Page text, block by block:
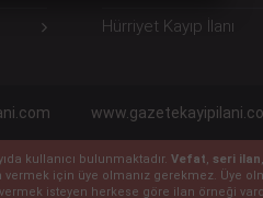
Hürriyet Kayıp İlanı
kullanıcı bulunmaktadır. Vefat, seri ilan,
için üye olmanız gerekmez. Üye
isteyen herkese göre ilan örneği